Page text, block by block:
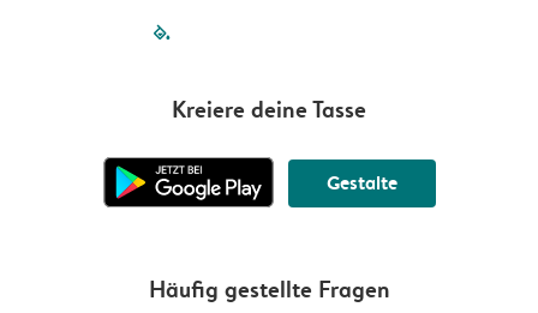
filled-pagination
Kreiere deine Tasse
Gestalte
Häufig gestellte Fragen